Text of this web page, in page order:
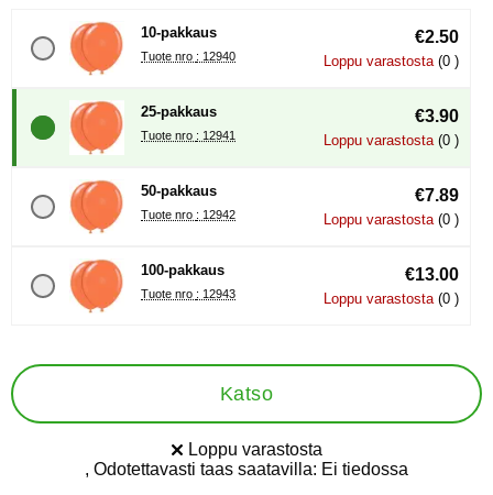
10-pakkaus
Tuote nro : 12940
€2.50
Loppu varastosta(0 )
25-pakkaus
Tuote nro : 12941
€3.90
Loppu varastosta(0 )
50-pakkaus
Tuote nro : 12942
€7.89
Loppu varastosta(0 )
100-pakkaus
Tuote nro : 12943
€13.00
Loppu varastosta(0 )
Katso
Saatavuus:
Loppu varastosta
, Odotettavasti taas saatavilla: Ei tiedossa